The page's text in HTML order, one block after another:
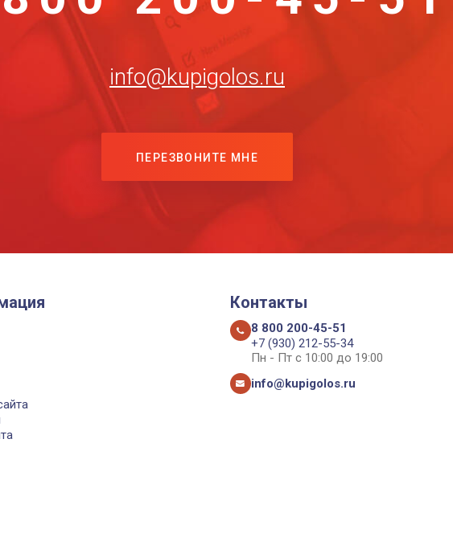
info@kupigolos.ru
ПЕРЕЗВОНИТЕ МНЕ
Контакты
8 800 200-45-51
+7 (930) 212-55-34
Пн - Пт с 10:00 до 19:00
info@kupigolos.ru